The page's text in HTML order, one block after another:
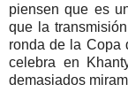
piensen que es
que la
ronda de la Copa
celebra en
demasiados